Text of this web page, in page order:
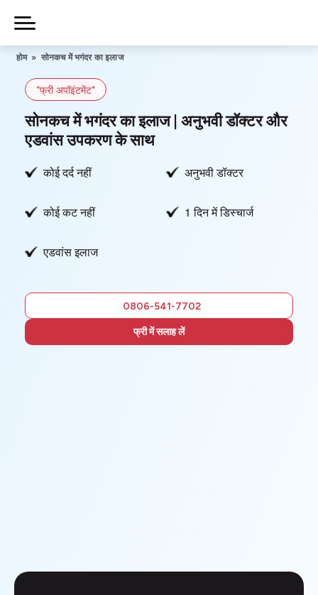
content
Piles
हमारे बारे में
हमसे संपर्क करें
फ्री में सलाह
लें
होम » सोनकच में भगंदर का इलाज
*फ्री अपॉइंटमेंट*
सोनकच में भगंदर का इलाज | अनुभवी डॉक्टर और
एडवांस उपकरण के साथ
कोई दर्द नहीं अनुभवी डॉक्टर
कोई कट नहीं 1 दिन में डिस्चार्ज
एडवांस इलाज
0806-541-7702
फ्री में सलाह लें